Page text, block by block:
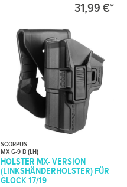
31,99 €*
SCORPUS
MX G-9 B (LH)
HOLSTER MX- VERSION
(LINKSHÄNDERHOLSTER) FÜR
GLOCK 17/19